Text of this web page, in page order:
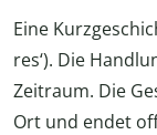
Eine
res‘). Die
Zeitraum. Die
Ort und endet